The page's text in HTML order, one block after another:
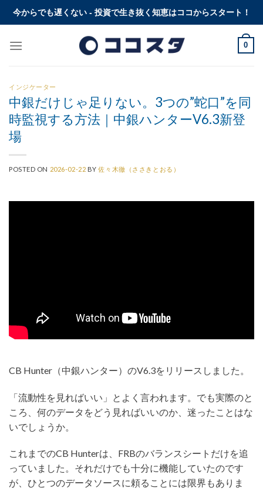
Skip今からでも遅くない - 投資で生き抜く知恵はココからスタート！
0
インジケーター
中銀だけじゃ足りない。3つの”蛇口”を同
時監視する方法｜中銀ハンターV6.3新登
場
POSTED ON 2026-02-22 BY佐々木徹（ささきとおる）
CB Hunter（中銀ハンター）のV6.3をリリースしました。
「流動性を見ればいい」とよく言われます。でも実際のと
ころ、何のデータをどう見ればいいのか、迷ったことはな
いでしょうか。
これまでのCB Hunterは、FRBのバランスシートだけを追
っていました。それだけでも十分に機能していたのです
が、ひとつのデータソースに頼ることには限界もありま